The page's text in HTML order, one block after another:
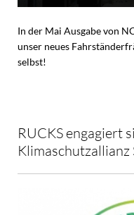
In der Mai Ausgabe von
unser neues
selbst!
RUCKS engagiert
Klimaschutzallianz